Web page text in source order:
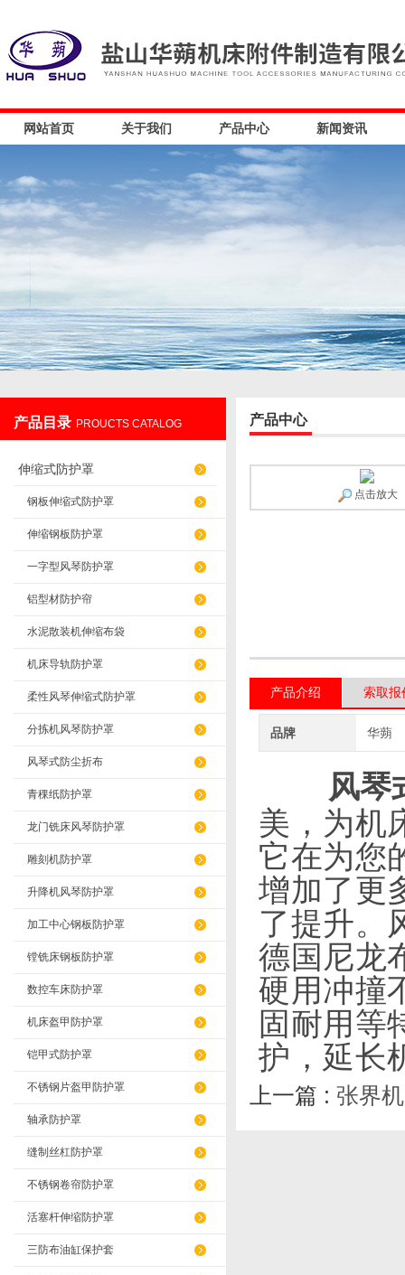
网站首页 关于我们 产品中心 新闻资讯
产品目录 PROUCTS CATALOG
伸缩式防护罩
钢板伸缩式防护罩
伸缩钢板防护罩
一字型风琴防护罩
铝型材防护帘
水泥散装机伸缩布袋
机床导轨防护罩
柔性风琴伸缩式防护罩
分拣机风琴防护罩
风琴式防尘折布
青稞纸防护罩
龙门铣床风琴防护罩
雕刻机防护罩
升降机风琴防护罩
加工中心钢板防护罩
镗铣床钢板防护罩
数控车床防护罩
机床盔甲防护罩
铠甲式防护罩
不锈钢片盔甲防护罩
轴承防护罩
缝制丝杠防护罩
不锈钢卷帘防护罩
活塞杆伸缩防护罩
三防布油缸保护套
产品中心
点击放大
产品介绍 索取报
品牌 华蒴
风琴
美，为机
它在为您
增加了更
了提升。
德国尼龙
硬用冲撞
固耐用等
护，延长
上一篇 : 张界